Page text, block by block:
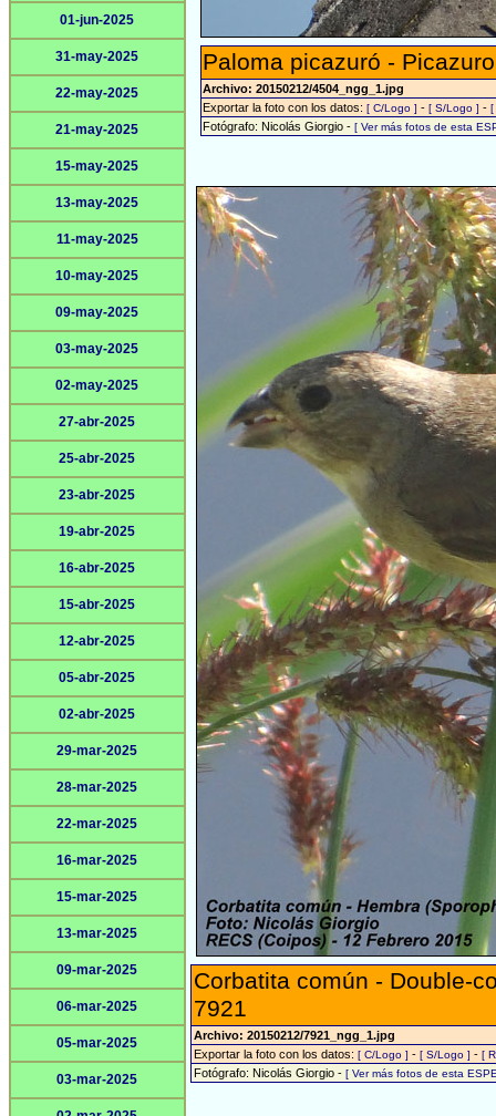
01-jun-2025
31-may-2025
22-may-2025
21-may-2025
15-may-2025
13-may-2025
11-may-2025
10-may-2025
09-may-2025
03-may-2025
02-may-2025
27-abr-2025
25-abr-2025
23-abr-2025
19-abr-2025
16-abr-2025
15-abr-2025
12-abr-2025
05-abr-2025
02-abr-2025
29-mar-2025
28-mar-2025
22-mar-2025
16-mar-2025
15-mar-2025
13-mar-2025
09-mar-2025
06-mar-2025
05-mar-2025
03-mar-2025
Paloma picazuró -
Archivo: 20150212/4504_ngg_1.jpg
Exportar la foto con los datos:[ C/Logo ] -[ S/Logo ] -[
Fotógrafo: Nicolás Giorgio -[ Ver más fotos de esta
Corbatita común - Double-
7921
Archivo: 20150212/7921_ngg_1.jpg
Exportar la foto con los datos: [ C/Logo ] - [ S/Logo ] - [
Fotógrafo: Nicolás Giorgio - [ Ver más fotos de esta